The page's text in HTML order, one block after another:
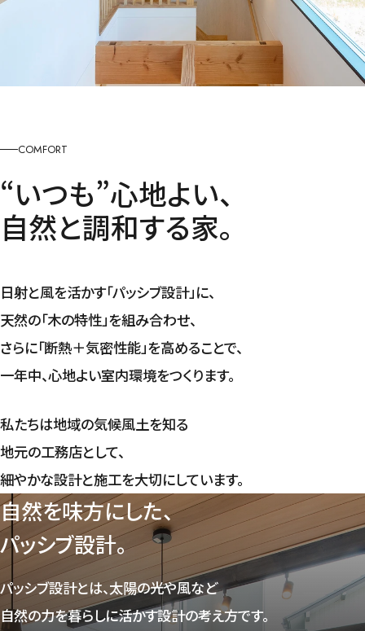
COMFORT
“いつも”心地よい、
自然と調和する家。
日射と風を活かす「パッシブ設計」に、
天然の「木の特性」を組み合わせ、
さらに「断熱＋気密性能」を高めることで、
一年中、心地よい室内環境をつくります。
私たちは地域の気候風土を知る
地元の工務店として、
細やかな設計と施工を大切にしています。
自然を味方にした、
パッシブ設計。
パッシブ設計とは、太陽の光や風など
自然の力を暮らしに活かす設計の考え方です。